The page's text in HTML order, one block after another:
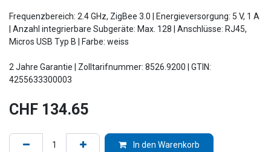
Frequenzbereich: 2.4 GHz, ZigBee 3.0 | Energieversorgung: 5 V, 1 A
| Anzahl integrierbare Subgeräte: Max. 128 | Anschlüsse: RJ45,
Micros USB Typ B | Farbe: weiss
2 Jahre Garantie | Zolltarifnummer: 8526.9200 | GTIN:
4255633300003
CHF 134.65
In den Warenkorb